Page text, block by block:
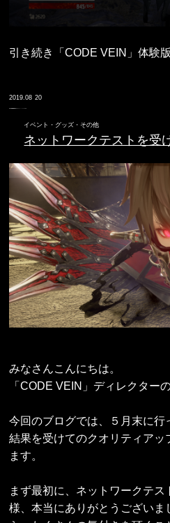
引き続き「CODE VEIN」体験
2019.08 20
イベント・グッズ・その他
ネットワークテストを受
みなさんこんにちは。
「CODE VEIN」ディレクター
今回のブログでは、５月末に
結果を受けてのクオリティアッ
ます。
まず最初に、ネットワークテ
様、本当にありがとうござい